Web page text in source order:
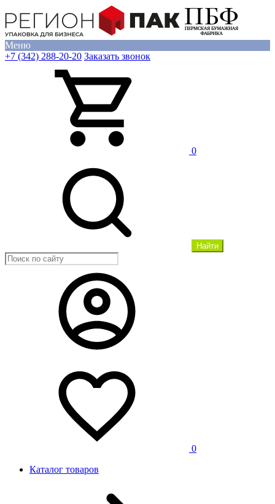
Меню
+7 (342) 288-20-20 Заказать звонок
0
Найти
0
Каталог товаров